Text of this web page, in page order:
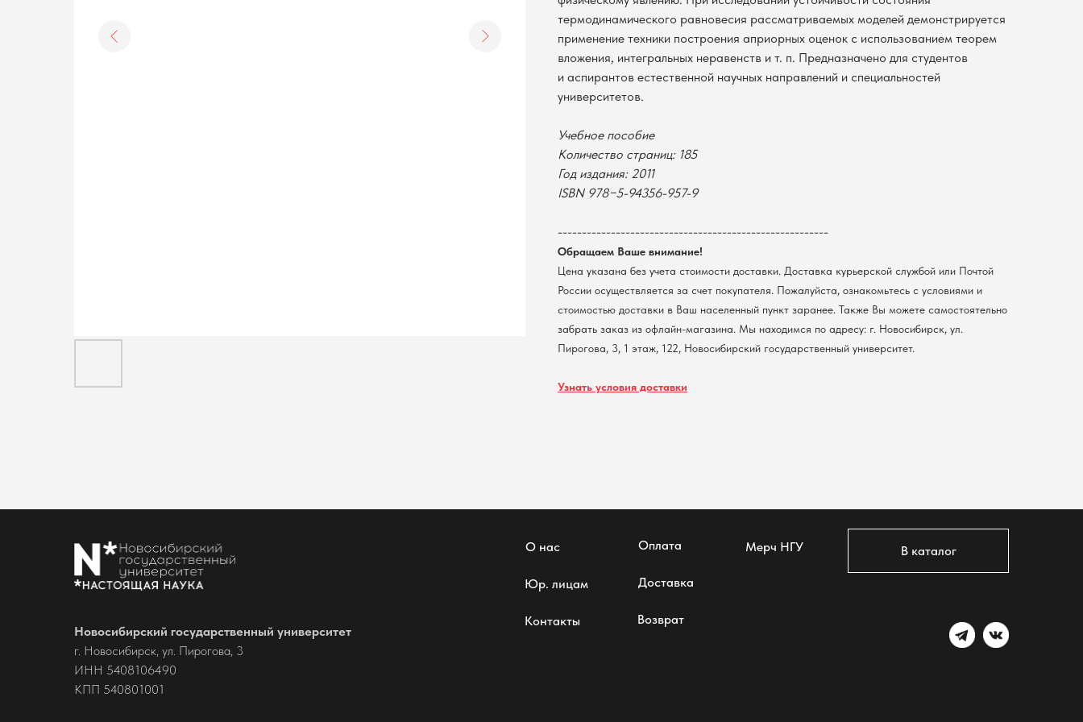
термодинамического равновесия рассматриваемых моделей демонстрируется
применение техники построения априорных оценок с использованием теорем
вложения, интегральных неравенств и т. п. Предназначено для студентов
и аспирантов естественной научных направлений и специальностей
университетов.
Учебное пособие
Количество страниц: 185
Год издания: 2011
ISBN 978−5-94356-957-9
--------------------------------------------------------
Обращаем Ваше внимание!
Цена указана без учета стоимости доставки. Доставка курьерской службой или Почтой
России осуществляется за счет покупателя. Пожалуйста, ознакомьтесь с условиями и
стоимостью доставки в Ваш населенный пункт заранее. Также Вы можете самостоятельно
забрать заказ из офлайн-магазина. Мы находимся по адресу: г. Новосибирск, ул.
Пирогова, 3, 1 этаж, 122, Новосибирский государственный университет.
Узнать условия доставки
В каталог
О нас
Юр. лицам
Оплата
Доставка
Возврат
Контакты
Мерч НГУ
Новосибирский государственный университет
г. Новосибирск, ул. Пирогова, 3
ИНН 5408106490
КПП 540801001